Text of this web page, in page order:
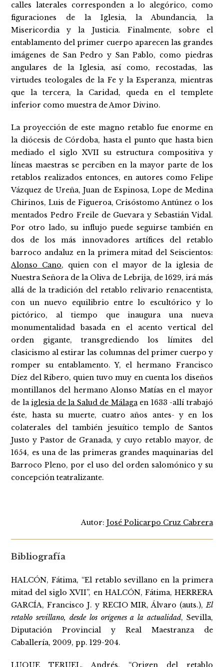
calles laterales corresponden a lo alegórico, como
figuraciones de la Iglesia, la Abundancia, la
Misericordia y la Justicia. Finalmente, sobre el
entablamento del primer cuerpo aparecen las grandes
imágenes de San Pedro y San Pablo, como piedras
angulares de la Iglesia, así como, recostadas, las
virtudes teologales de la Fe y la Esperanza, mientras
que la tercera, la Caridad, queda en el templete
inferior como muestra de Amor Divino.
La proyección de este magno retablo fue enorme en
la diócesis de Córdoba, hasta el punto que hasta bien
mediado el siglo XVII su estructura compositiva y
líneas maestras se perciben en la mayor parte de los
retablos realizados entonces, en autores como Felipe
Vázquez de Ureña, Juan de Espinosa, Lope de Medina
Chirinos, Luis de Figueroa, Crisóstomo Antúnez o los
mentados Pedro Freile de Guevara y Sebastián Vidal.
Por otro lado, su influjo puede seguirse también en
dos de los más innovadores artífices del retablo
barroco andaluz en la primera mitad del Seiscientos:
Alonso Cano, quien con el mayor de la iglesia de
Nuestra Señora de la Oliva de Lebrija, de 1629, irá más
allá de la tradición del retablo relivario renacentista,
con un nuevo equilibrio entre lo escultórico y lo
pictórico, al tiempo que inaugura una nueva
monumentalidad basada en el acento vertical del
orden gigante, transgrediendo los límites del
clasicismo al estirar las columnas del primer cuerpo y
romper su entablamento. Y, el hermano Francisco
Díez del Ribero, quien tuvo muy en cuenta los diseños
montillanos del hermano Alonso Matías en el mayor
de laiglesia de la Salud de Málagaen 1633 -allí trabajó
éste, hasta su muerte, cuatro años antes- y en los
colaterales del también jesuítico templo de Santos
Justo y Pastor de Granada, y cuyo retablo mayor, de
1654, es una de las primeras grandes maquinarias del
Barroco Pleno, por el uso del orden salomónico y su
concepción teatralizante.
Autor: José Policarpo Cruz Cabrera
Bibliografía
HALCÓN, Fátima, “El retablo sevillano en la primera
mitad del siglo XVII”, en HALCÓN, Fátima, HERRERA
GARCÍA, Francisco J. y RECIO MIR, Álvaro (auts.),El
retablo sevillano, desde los orígenes a la actualidad, Sevilla,
Diputación Provincial y Real Maestranza de
Caballería, 2009, pp. 129-204.
LUQUE TERUEL, Andrés, “Origen del retablo